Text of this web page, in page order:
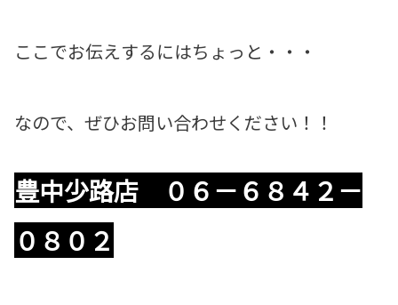
ここでお伝えするにはちょっと・・・
なので、ぜひお問い合わせください！！
豊中少路店 ０６－６８４２－
０８０２